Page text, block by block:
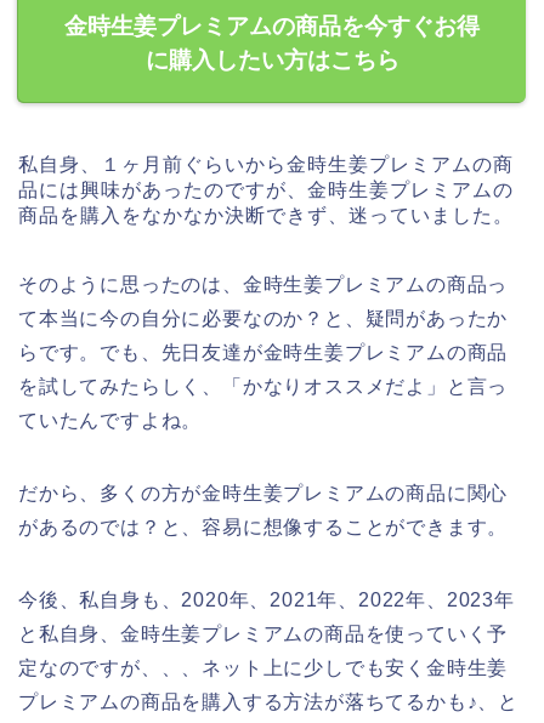
金時生姜プレミアムの商品を今すぐお得
に購入したい方はこちら
私自身、１ヶ月前ぐらいから金時生姜プレミアムの商
品には興味があったのですが、金時生姜プレミアムの
商品を購入をなかなか決断できず、迷っていました。
そのように思ったのは、金時生姜プレミアムの商品っ
て本当に今の自分に必要なのか？と、疑問があったか
らです。でも、先日友達が金時生姜プレミアムの商品
を試してみたらしく、「かなりオススメだよ」と言っ
ていたんですよね。
だから、多くの方が金時生姜プレミアムの商品に関心
があるのでは？と、容易に想像することができます。
今後、私自身も、2020年、2021年、2022年、2023年
と私自身、金時生姜プレミアムの商品を使っていく予
定なのですが、、、ネット上に少しでも安く金時生姜
プレミアムの商品を購入する方法が落ちてるかも♪、と